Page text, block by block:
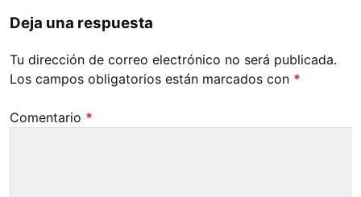
Deja una respuesta
Tu dirección de correo electrónico no será publicada.
Los campos obligatorios están marcados con *
Comentario *